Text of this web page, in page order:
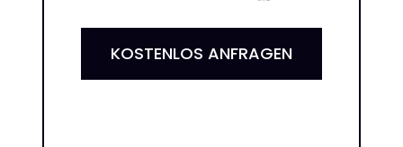
KOSTENLOS ANFRAGEN